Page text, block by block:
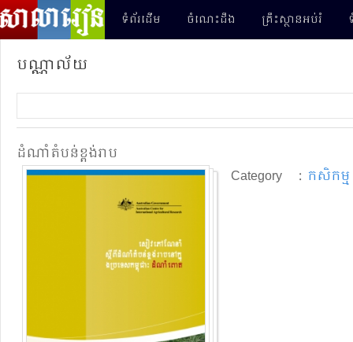
ទំព័រដើម ចំណេះដឹង គ្រឹះស្ថានអប់រំ
បណ្ណាល័យ
ដំណាំ​តំបន់​ខ្ពង់រាប
Category
: កសិកម្ម